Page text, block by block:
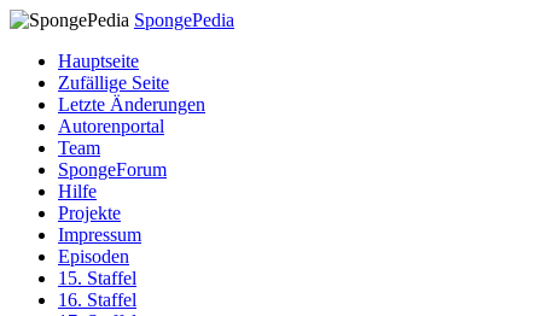
SpongePedia
Hauptseite
Zufällige Seite
Letzte Änderungen
Autorenportal
Team
SpongeForum
Hilfe
Projekte
Impressum
Episoden
15. Staffel
16. Staffel